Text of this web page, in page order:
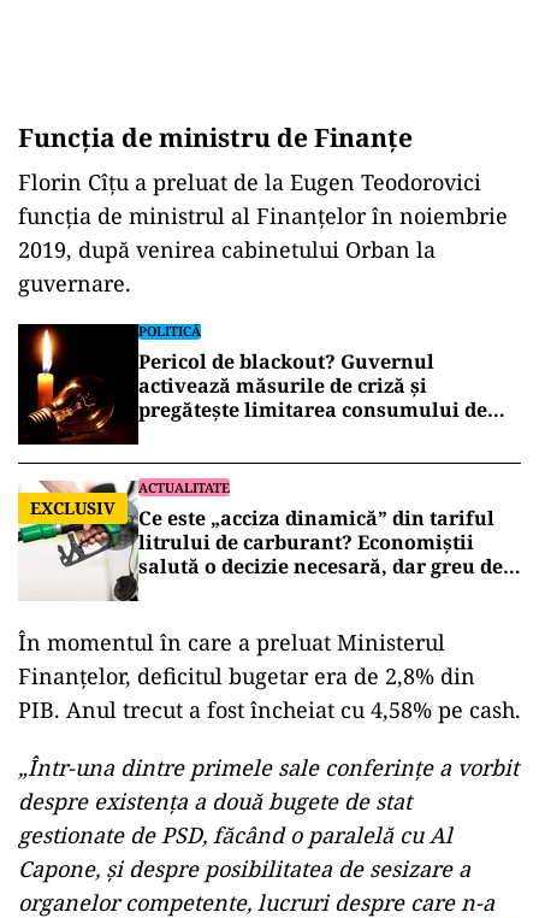
Funcția de ministru de Finanțe
Florin Cîțu a preluat de la Eugen Teodorovici
funcția de ministrul al Finanțelor în noiembrie
2019, după venirea cabinetului Orban la
guvernare.
POLITICĂ
Pericol de blackout? Guvernul
activează măsurile de criză și
pregătește limitarea consumului de
EXCLUSIV
ACTUALITATE
Ce este „acciza dinamică” din tariful
litrului de carburant? Economiștii
salută o decizie necesară, dar greu de
În momentul în care a preluat Ministerul
Finanțelor, deficitul bugetar era de 2,8% din
PIB. Anul trecut a fost încheiat cu 4,58% pe cash.
„Într-una dintre primele sale conferințe a vorbit
despre existența a două bugete de stat
gestionate de PSD, făcând o paralelă cu Al
Capone, și despre posibilitatea de sesizare a
organelor competente, lucruri despre care n-a